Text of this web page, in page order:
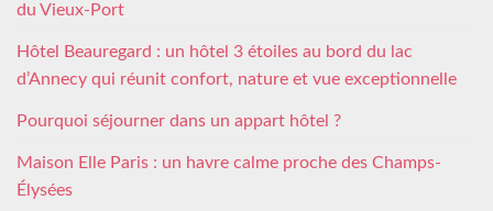
du Vieux-Port
Hôtel Beauregard : un hôtel 3 étoiles au bord du lac
d’Annecy qui réunit confort, nature et vue exceptionnelle
Pourquoi séjourner dans un appart hôtel ?
Maison Elle Paris : un havre calme proche des Champs-
Élysées